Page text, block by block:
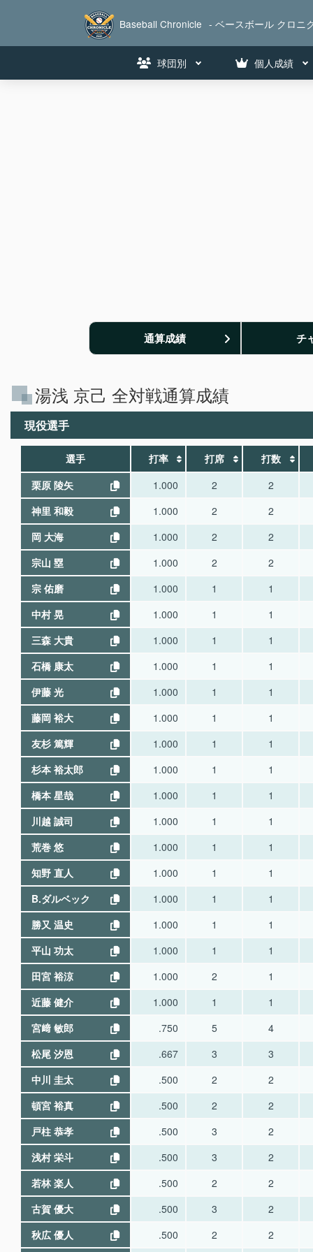
Baseball Chronicle - ベースボール クロニ
球団別 個人成績
通算成績 チ
湯浅 京己 全対戦通算成績
現役選手
選手 打率 打席
打数
栗原 陵矢
1.000 2
2
神里 和毅
1.000 2
2
岡 大海
1.000 2
2
宗山 塁
1.000 2
2
宗 佑磨
1.000 1
1
中村 晃
1.000 1
1
三森 大貴
1.000 1
1
石橋 康太
1.000 1
1
伊藤 光
1.000 1
1
藤岡 裕大
1.000 1
1
友杉 篤輝
1.000 1
1
杉本 裕太郎
1.000 1
1
橋本 星哉
1.000 1
1
川越 誠司
1.000 1
1
荒巻 悠
1.000 1
1
知野 直人
1.000 1
1
B.ダルベック
1.000 1
1
勝又 温史
1.000 1
1
平山 功太
1.000 1
1
田宮 裕涼
1.000 2
1
近藤 健介
1.000 1
1
宮﨑 敏郎
.750 5
4
松尾 汐恩
.667 3
3
中川 圭太
.500 2
2
頓宮 裕真
.500 2
2
戸柱 恭孝
.500 3
2
浅村 栄斗
.500 3
2
若林 楽人
.500 2
2
古賀 優大
.500 3
2
秋広 優人
.500 2 2